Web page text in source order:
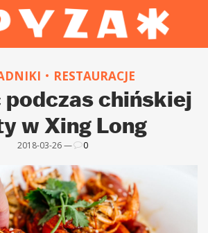
RESTAURACJE
podczas chińskiej
w Xing Long
2018-03-26 — 0